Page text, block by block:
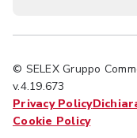
© SELEX Gruppo
v.4.19.673
Privacy Policy
Cookie Policy